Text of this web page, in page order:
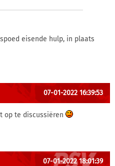
eisende hulp, in plaats
07-01-2022 16:39:53
op te discussiëren
07-01-2022 18:01:39